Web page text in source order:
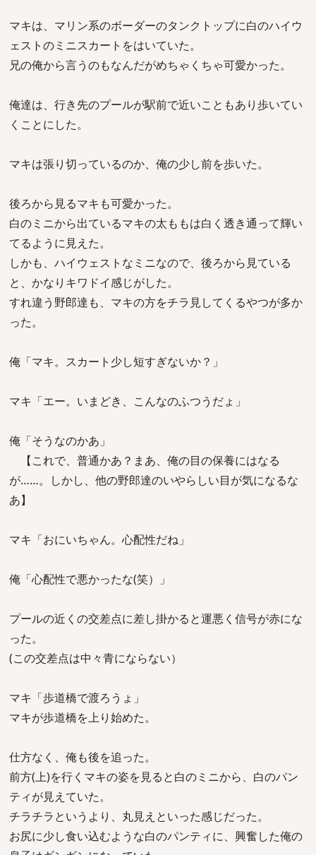
マキは、マリン系のボーダーのタンクトップに白のハイウ
ェストのミニスカートをはいていた。
兄の俺から言うのもなんだがめちゃくちゃ可愛かった。
俺達は、行き先のプールが駅前で近いこともあり歩いてい
くことにした。
マキは張り切っているのか、俺の少し前を歩いた。
後ろから見るマキも可愛かった。
白のミニから出ているマキの太ももは白く透き通って輝い
てるように見えた。
しかも、ハイウェストなミニなので、後ろから見ている
と、かなりキワドイ感じがした。
すれ違う野郎達も、マキの方をチラ見してくるやつが多か
った。
俺「マキ。スカート少し短すぎないか？」
マキ「エー。いまどき、こんなのふつうだょ」
俺「そうなのかあ」
【これで、普通かあ？まあ、俺の目の保養にはなる
が……。しかし、他の野郎達のいやらしい目が気になるな
あ】
マキ「おにいちゃん。心配性だね」
俺「心配性で悪かったな(笑）」
プールの近くの交差点に差し掛かると運悪く信号が赤にな
った。
(この交差点は中々青にならない）
マキ「歩道橋で渡ろうょ」
マキが歩道橋を上り始めた。
仕方なく、俺も後を追った。
前方(上)を行くマキの姿を見ると白のミニから、白のパン
ティが見えていた。
チラチラというより、丸見えといった感じだった。
お尻に少し食い込むような白のパンティに、興奮した俺の